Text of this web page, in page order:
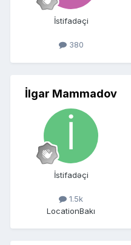
İstifadəçi
380
İlgar Mammadov
İstifadəçi
1.5k
LocationBakı